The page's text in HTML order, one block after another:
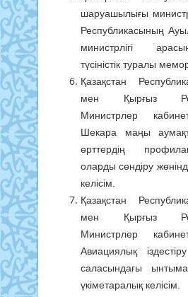
шаруашылығы
Республикасының
министрлігі
түсіністік туралы
Қазақстан
мен Қырғыз
Министрлер
Шекара маңы
өрттердің
оларды сөндіру
келісім.
Қазақстан
мен Қырғыз
Министрлер
Авиациялық
саласындағы
үкіметаралық келісім.